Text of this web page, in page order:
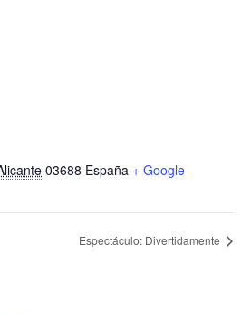
03688 España + Google
Espectáculo: Divertidamente